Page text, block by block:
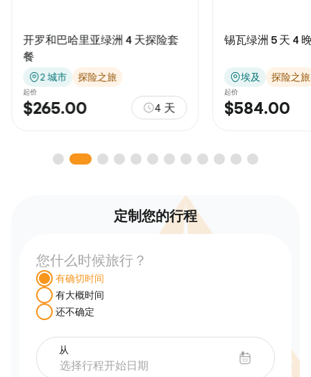
锡瓦绿洲 5 天 4 晚短暂休息套餐
埃及 探险之旅
起价
$584.00 5天
4 天锡瓦绿洲奥
埃及 探险之旅
起价
$393.00
定制您的行程
您什么时候旅行？
有确切时间
有大概时间
还不确定
从